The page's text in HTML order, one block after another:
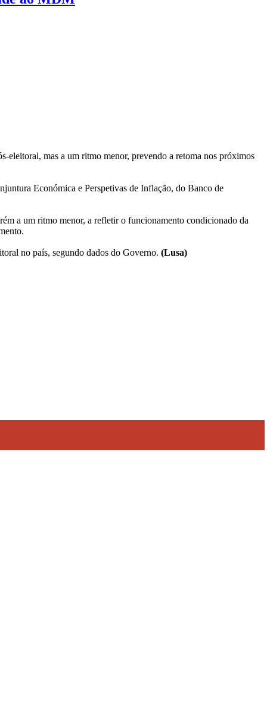
eleitoral, mas a um ritmo menor, prevendo a retoma nos próximos
Económica e Perspetivas de Inflação, do Banco de
a um ritmo menor, a refletir o funcionamento condicionado da
no país, segundo dados do Governo. (Lusa)